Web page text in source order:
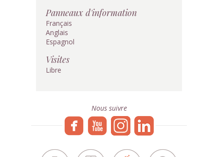
Panneaux d'information
Français
Anglais
Espagnol
Visites
Libre
Nous suivre